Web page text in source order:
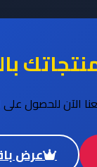
الآن للحصول
عرض